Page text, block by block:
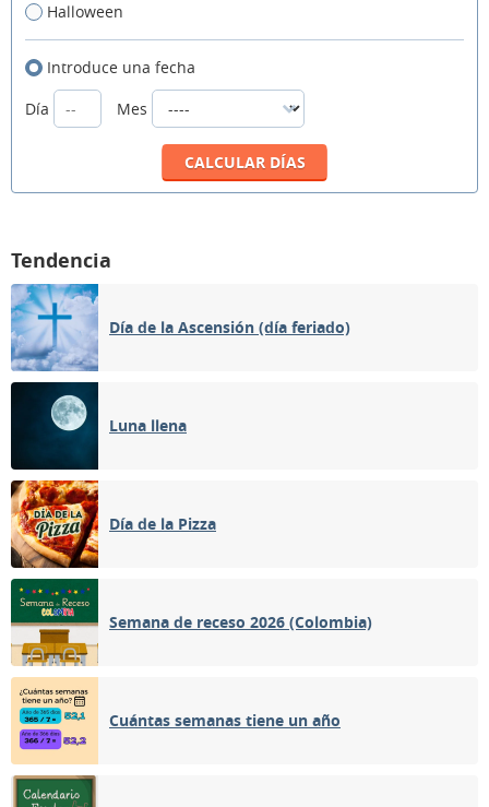
Halloween
Introduce una fecha
Día
Mes
Tendencia
Día de la Ascensión (día feriado)
Luna llena
Día de la Pizza
Semana de receso 2026 (Colombia)
Cuántas semanas tiene un año